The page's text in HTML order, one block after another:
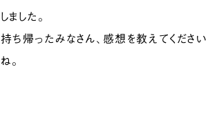
しました。
持ち帰ったみなさん、感想を教えてください
ね。